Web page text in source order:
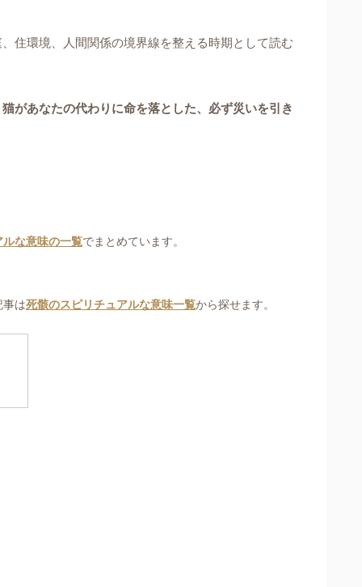
住環境、人間関係の境界線を整える時期として読む
猫があなたの代わりに命を落とした、必ず災いを引き
な意味の一覧でまとめています。
事は死骸のスピリチュアルな意味一覧から探せます。